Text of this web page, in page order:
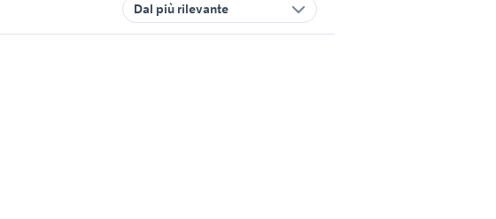
Dal più rilevante